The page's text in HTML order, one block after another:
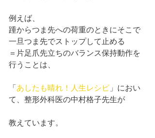
例えば、
踵からつま先への荷重のときにそこで
一旦つま先でストップして止める
＝片足爪先立ちのバランス保持動作を
行うことは、
「あしたも晴れ！人生レシピ 」におい
て、整形外科医の中村格子先生が
教えています。